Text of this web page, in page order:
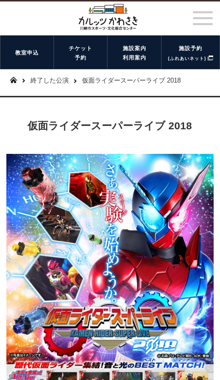
教室申込
チケット
予約
施設案内
利用案内
施設予約
(ふれあいネット)
終了した公演 仮面ライダースーパーライブ 2018
仮面ライダースーパーライブ 2018